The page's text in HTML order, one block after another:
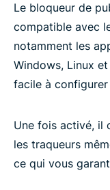
Le bloqueur de
compatible avec
notamment les
Windows, Linux
facile à configurer
Une fois activé, il
les traqueurs
ce qui vous